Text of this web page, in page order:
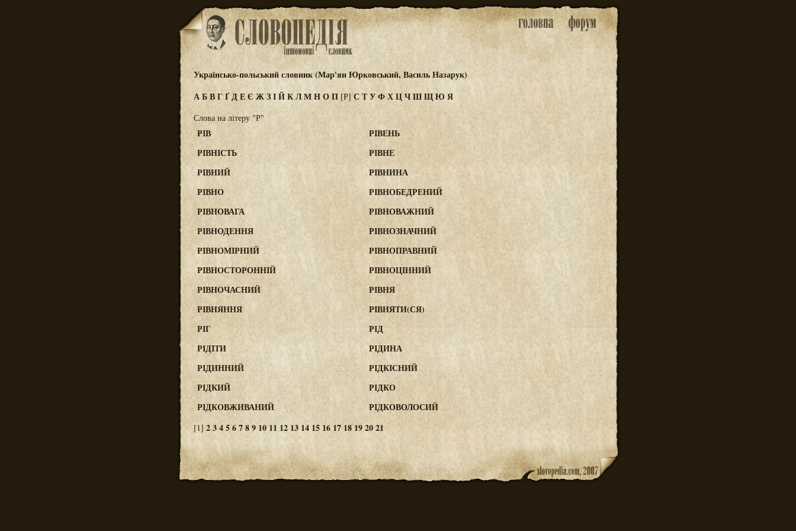
Українсько-польський словник (Мар'ян Юрковський, Василь Назарук)
АБВГҐДЕЄ ЖЗІЙКЛМНОП [Р]С ТУФХЦЧШЩЮ Я
Слова на літеру "Р"
РІВ
РІВЕНЬ
РІВНІСТЬ
РІВНЕ
РІВНИЙ
РІВНИНА
РІВНО
РІВНОБЕДРЕНИЙ
РІВНОВАГА
РІВНОВАЖНИЙ
РІВНОДЕННЯ
РІВНОЗНАЧНИЙ
РІВНОМІРНИЙ
РІВНОПРАВНИЙ
РІВНОСТОРОННІЙ
РІВНОЦІННИЙ
РІВНОЧАСНИЙ
РІВНЯ
РІВНЯННЯ
РІВНЯТИ(СЯ)
РІГ
РІД
РІДІТИ
РІДИНА
РІДИННИЙ
РІДКІСНИЙ
РІДКИЙ
РІДКО
РІДКОВЖИВАНИЙ
РІДКОВОЛОСИЙ
[1] 23456789 10 11 12 13 14 15 16 17 18 192021